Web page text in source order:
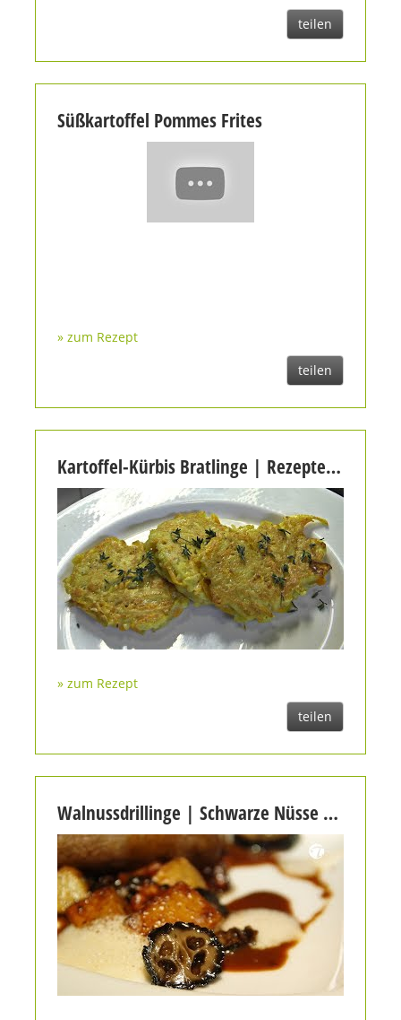
teilen
Süßkartoffel Pommes Frites
» zum Rezept
teilen
Kartoffel-Kürbis Bratlinge | Rezeptempfehlung als Beilage
» zum Rezept
teilen
Walnussdrillinge | Schwarze Nüsse | Beilage